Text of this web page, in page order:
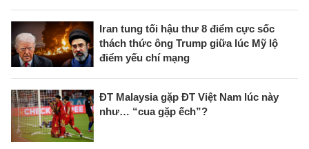
Iran tung tối hậu thư 8 điểm cực sốc
thách thức ông Trump giữa lúc Mỹ lộ
điểm yếu chí mạng
ĐT Malaysia gặp ĐT Việt Nam lúc này
như… “cua gặp ếch”?